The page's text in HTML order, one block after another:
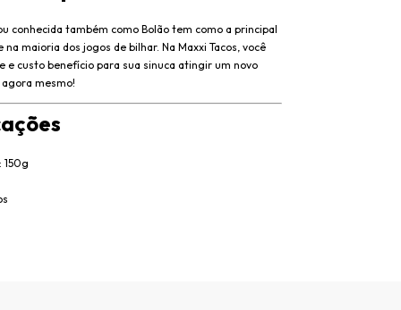
conhecida também como Bolão tem como a principal
maioria dos jogos de bilhar. Na Maxxi Tacos, você
e custo benefício para sua sinuca atingir um novo
mesmo!
150g